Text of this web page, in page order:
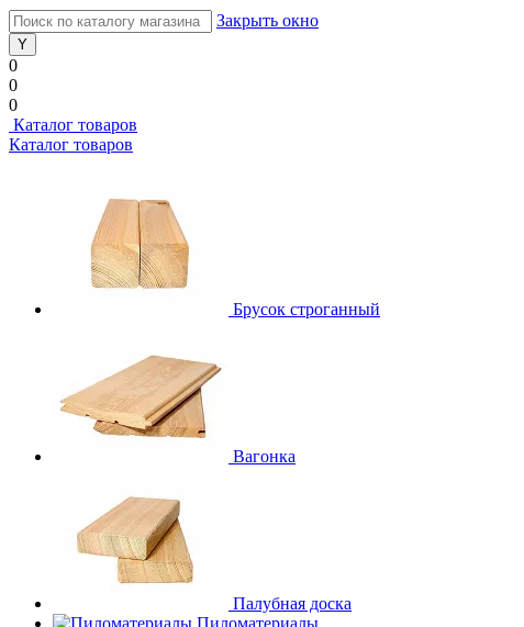
Закрыть окно
0
0
0
Каталог товаров
Каталог товаров
Брусок строганный
Вагонка
Палубная доска
Пиломатериалы